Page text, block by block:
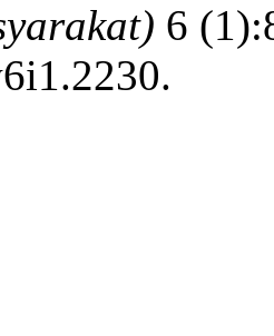
6